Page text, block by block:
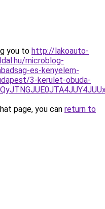
you to http://lakoauto-
microblog-
es-kenyelem-
3-kerulet-obuda-
page, you can return to